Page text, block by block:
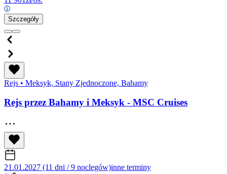
Szczegóły
Rejs • Meksyk, Stany Zjednoczone, Bahamy
Rejs przez Bahamy i Meksyk - MSC Cruises
21.01.2027 (11 dni / 9 noclegów)inne terminy